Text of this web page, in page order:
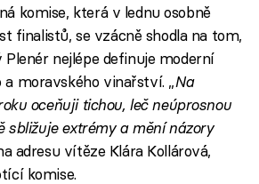
komise, která v lednu osobně
finalistů, se vzácně shodla na tom,
nejlépe definuje moderní
moravského vinařství. „Na
oceňuji tichou, leč neúprosnou
sbližuje extrémy a mění názory
adresu vítěze Klára Kollárová,
komise.